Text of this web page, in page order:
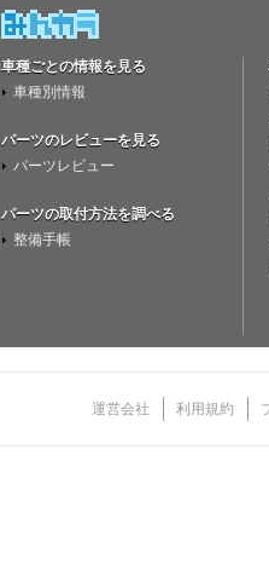
車種ごとの情報を見る
車種別情報
パーツのレビューを見る
パーツレビュー
パーツの取付方法を調べる
整備手帳
運営会社 利用規約